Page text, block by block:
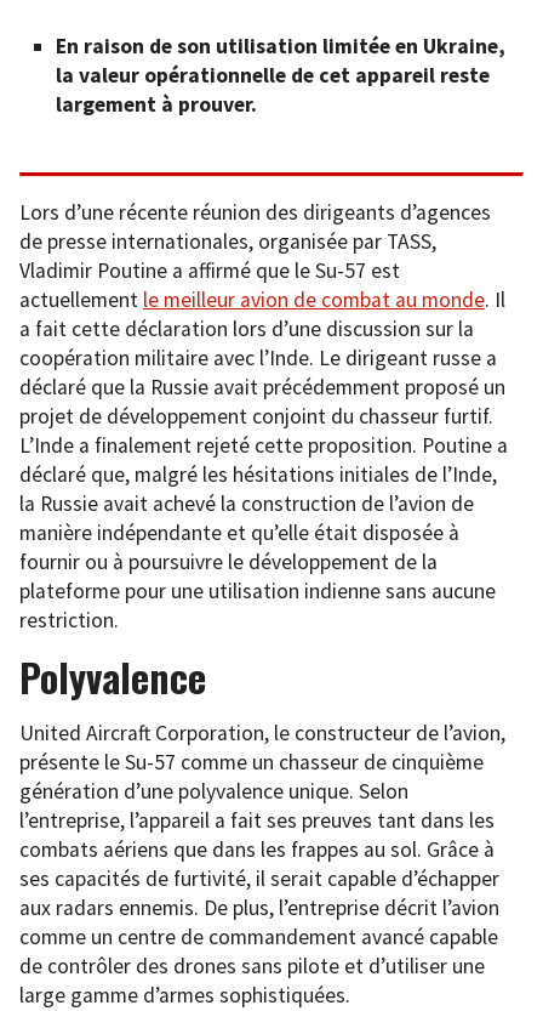
En raison de son utilisation limitée en Ukraine,
la valeur opérationnelle de cet appareil reste
largement à prouver.
Lors d’une récente réunion des dirigeants d’agences
de presse internationales, organisée par TASS,
Vladimir Poutine a affirmé que le Su-57 est
actuellement le meilleur avion de combat au monde. Il
a fait cette déclaration lors d’une discussion sur la
coopération militaire avec l’Inde. Le dirigeant russe a
déclaré que la Russie avait précédemment proposé un
projet de développement conjoint du chasseur furtif.
L’Inde a finalement rejeté cette proposition. Poutine a
déclaré que, malgré les hésitations initiales de l’Inde,
la Russie avait achevé la construction de l’avion de
manière indépendante et qu’elle était disposée à
fournir ou à poursuivre le développement de la
plateforme pour une utilisation indienne sans aucune
restriction.
Polyvalence
United Aircraft Corporation, le constructeur de l’avion,
présente le Su-57 comme un chasseur de cinquième
génération d’une polyvalence unique. Selon
l’entreprise, l’appareil a fait ses preuves tant dans les
combats aériens que dans les frappes au sol. Grâce à
ses capacités de furtivité, il serait capable d’échapper
aux radars ennemis. De plus, l’entreprise décrit l’avion
comme un centre de commandement avancé capable
de contrôler des drones sans pilote et d’utiliser une
large gamme d’armes sophistiquées.